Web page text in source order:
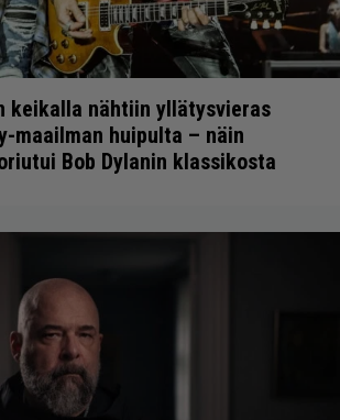
keikalla nähtiin yllätysvieras
maailman huipulta – näin
Bob Dylanin klassikosta